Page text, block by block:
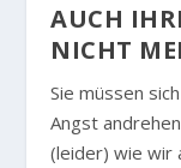
AUCH
NICHT
Sie müssen
Angst
(leider) wie wir